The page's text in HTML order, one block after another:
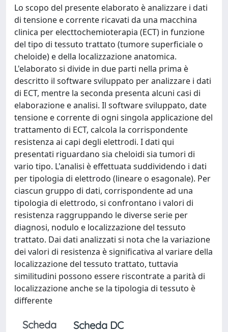
Lo scopo del presente elaborato è analizzare i dati
di tensione e corrente ricavati da una macchina
clinica per electtochemioterapia (ECT) in funzione
del tipo di tessuto trattato (tumore superficiale o
cheloide) e della localizzazione anatomica.
L'elaborato si divide in due parti nella prima è
descritto il software sviluppato per analizzare i dati
di ECT, mentre la seconda presenta alcuni casi di
elaborazione e analisi. Il software sviluppato, date
tensione e corrente di ogni singola applicazione del
trattamento di ECT, calcola la corrispondente
resistenza ai capi degli elettrodi. I dati qui
presentati riguardano sia cheloidi sia tumori di
vario tipo. L'analisi è effettuata suddividendo i dati
per tipologia di elettrodo (lineare o esagonale). Per
ciascun gruppo di dati, corrispondente ad una
tipologia di elettrodo, si confrontano i valori di
resistenza raggruppando le diverse serie per
diagnosi, nodulo e localizzazione del tessuto
trattato. Dai dati analizzati si nota che la variazione
dei valori di resistenza è significativa al variare della
localizzazione del tessuto trattato, tuttavia
similitudini possono essere riscontrate a parità di
localizzazione anche se la tipologia di tessuto è
differente
Scheda Scheda DC